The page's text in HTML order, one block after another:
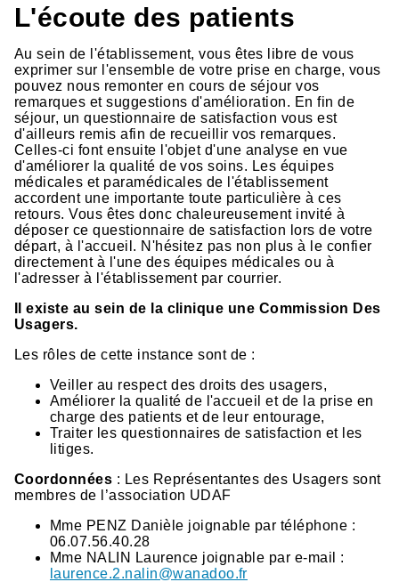
L'écoute des patients
Au sein de l'établissement, vous êtes libre de vous
exprimer sur l'ensemble de votre prise en charge, vous
pouvez nous remonter en cours de séjour vos
remarques et suggestions d'amélioration. En fin de
séjour, un questionnaire de satisfaction vous est
d'ailleurs remis afin de recueillir vos remarques.
Celles-ci font ensuite l'objet d'une analyse en vue
d'améliorer la qualité de vos soins. Les équipes
médicales et paramédicales de l'établissement
accordent une importante toute particulière à ces
retours. Vous êtes donc chaleureusement invité à
déposer ce questionnaire de satisfaction lors de votre
départ, à l'accueil. N'hésitez pas non plus à le confier
directement à l'une des équipes médicales ou à
l'adresser à l'établissement par courrier.
Il existe au sein de la clinique une Commission Des
Usagers.
Les rôles de cette instance sont de :
Veiller au respect des droits des usagers,
Améliorer la qualité de l'accueil et de la prise en
charge des patients et de leur entourage,
Traiter les questionnaires de satisfaction et les
litiges.
Coordonnées : Les Représentantes des Usagers sont
membres de l’association UDAF
Mme PENZ Danièle joignable par téléphone :
06.07.56.40.28
Mme NALIN Laurence joignable par e-mail :
laurence.2.nalin@wanadoo.fr